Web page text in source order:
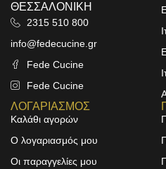
ΘΕΣΣΑΛΟΝΙΚΗ
2315 510 800
info@fedecucine.gr
Fede Cucine
Fede Cucine
ΛΟΓΑΡΙΑΣΜΟΣ
Καλάθι αγορών
Ο λογαριασμός μου
Οι παραγγελίες μου